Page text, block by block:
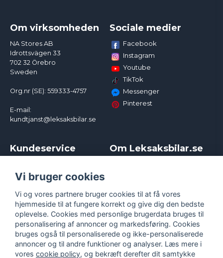
Om virksomheden
NA Stores AB
Idrottsvägen 33
702 32 Örebro
Sweden
Org.nr (SE): 559333-4757
E-mail:
kundtjanst@leksaksbilar.se
Sociale medier
Facebook
Instagram
Youtube
TikTok
Messenger
Pinterest
Kundeservice
Kampagner og rabatter
Reklamation
Policy chase cars
Returnera
Logga in
Om Leksaksbilar.se
Handelsbetingelser
Persondatapolitik
Cookies
Vi bruger cookies
Vi og vores partnere bruger cookies til at få vores
hjemmeside til at fungere korrekt og give dig den bedste
oplevelse. Cookies med personlige brugerdata bruges til
personalisering af annoncer og markedsføring. Cookies
bruges også til personaliserede og ikke-personaliserede
annoncer og til andre funktioner og analyser. Læs mere i
vores cookie policy, og bekræft derefter dit samtykke